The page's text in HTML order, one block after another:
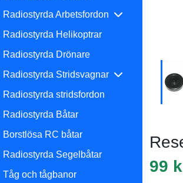
Radiostyrda Arbetsfordon
Radiostyrda Helikoptrar
Radiostyrda Drönare
Radiostyrda Stridsvagnar
Radiostyrda stridsfordon
Radiostyrda Båtar
Borstlösa RC båtar
Radiostyrda Segelbåtar
Tåg och tågbanor
99